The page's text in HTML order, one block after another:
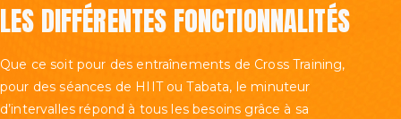
LES DIFFÉRENTES FONCTIONNALITÉS
Que ce soit pour des entraînements de Cross Training,
pour des séances de HIIT ou Tabata, le minuteur
d’intervalles répond à tous les besoins grâce à sa